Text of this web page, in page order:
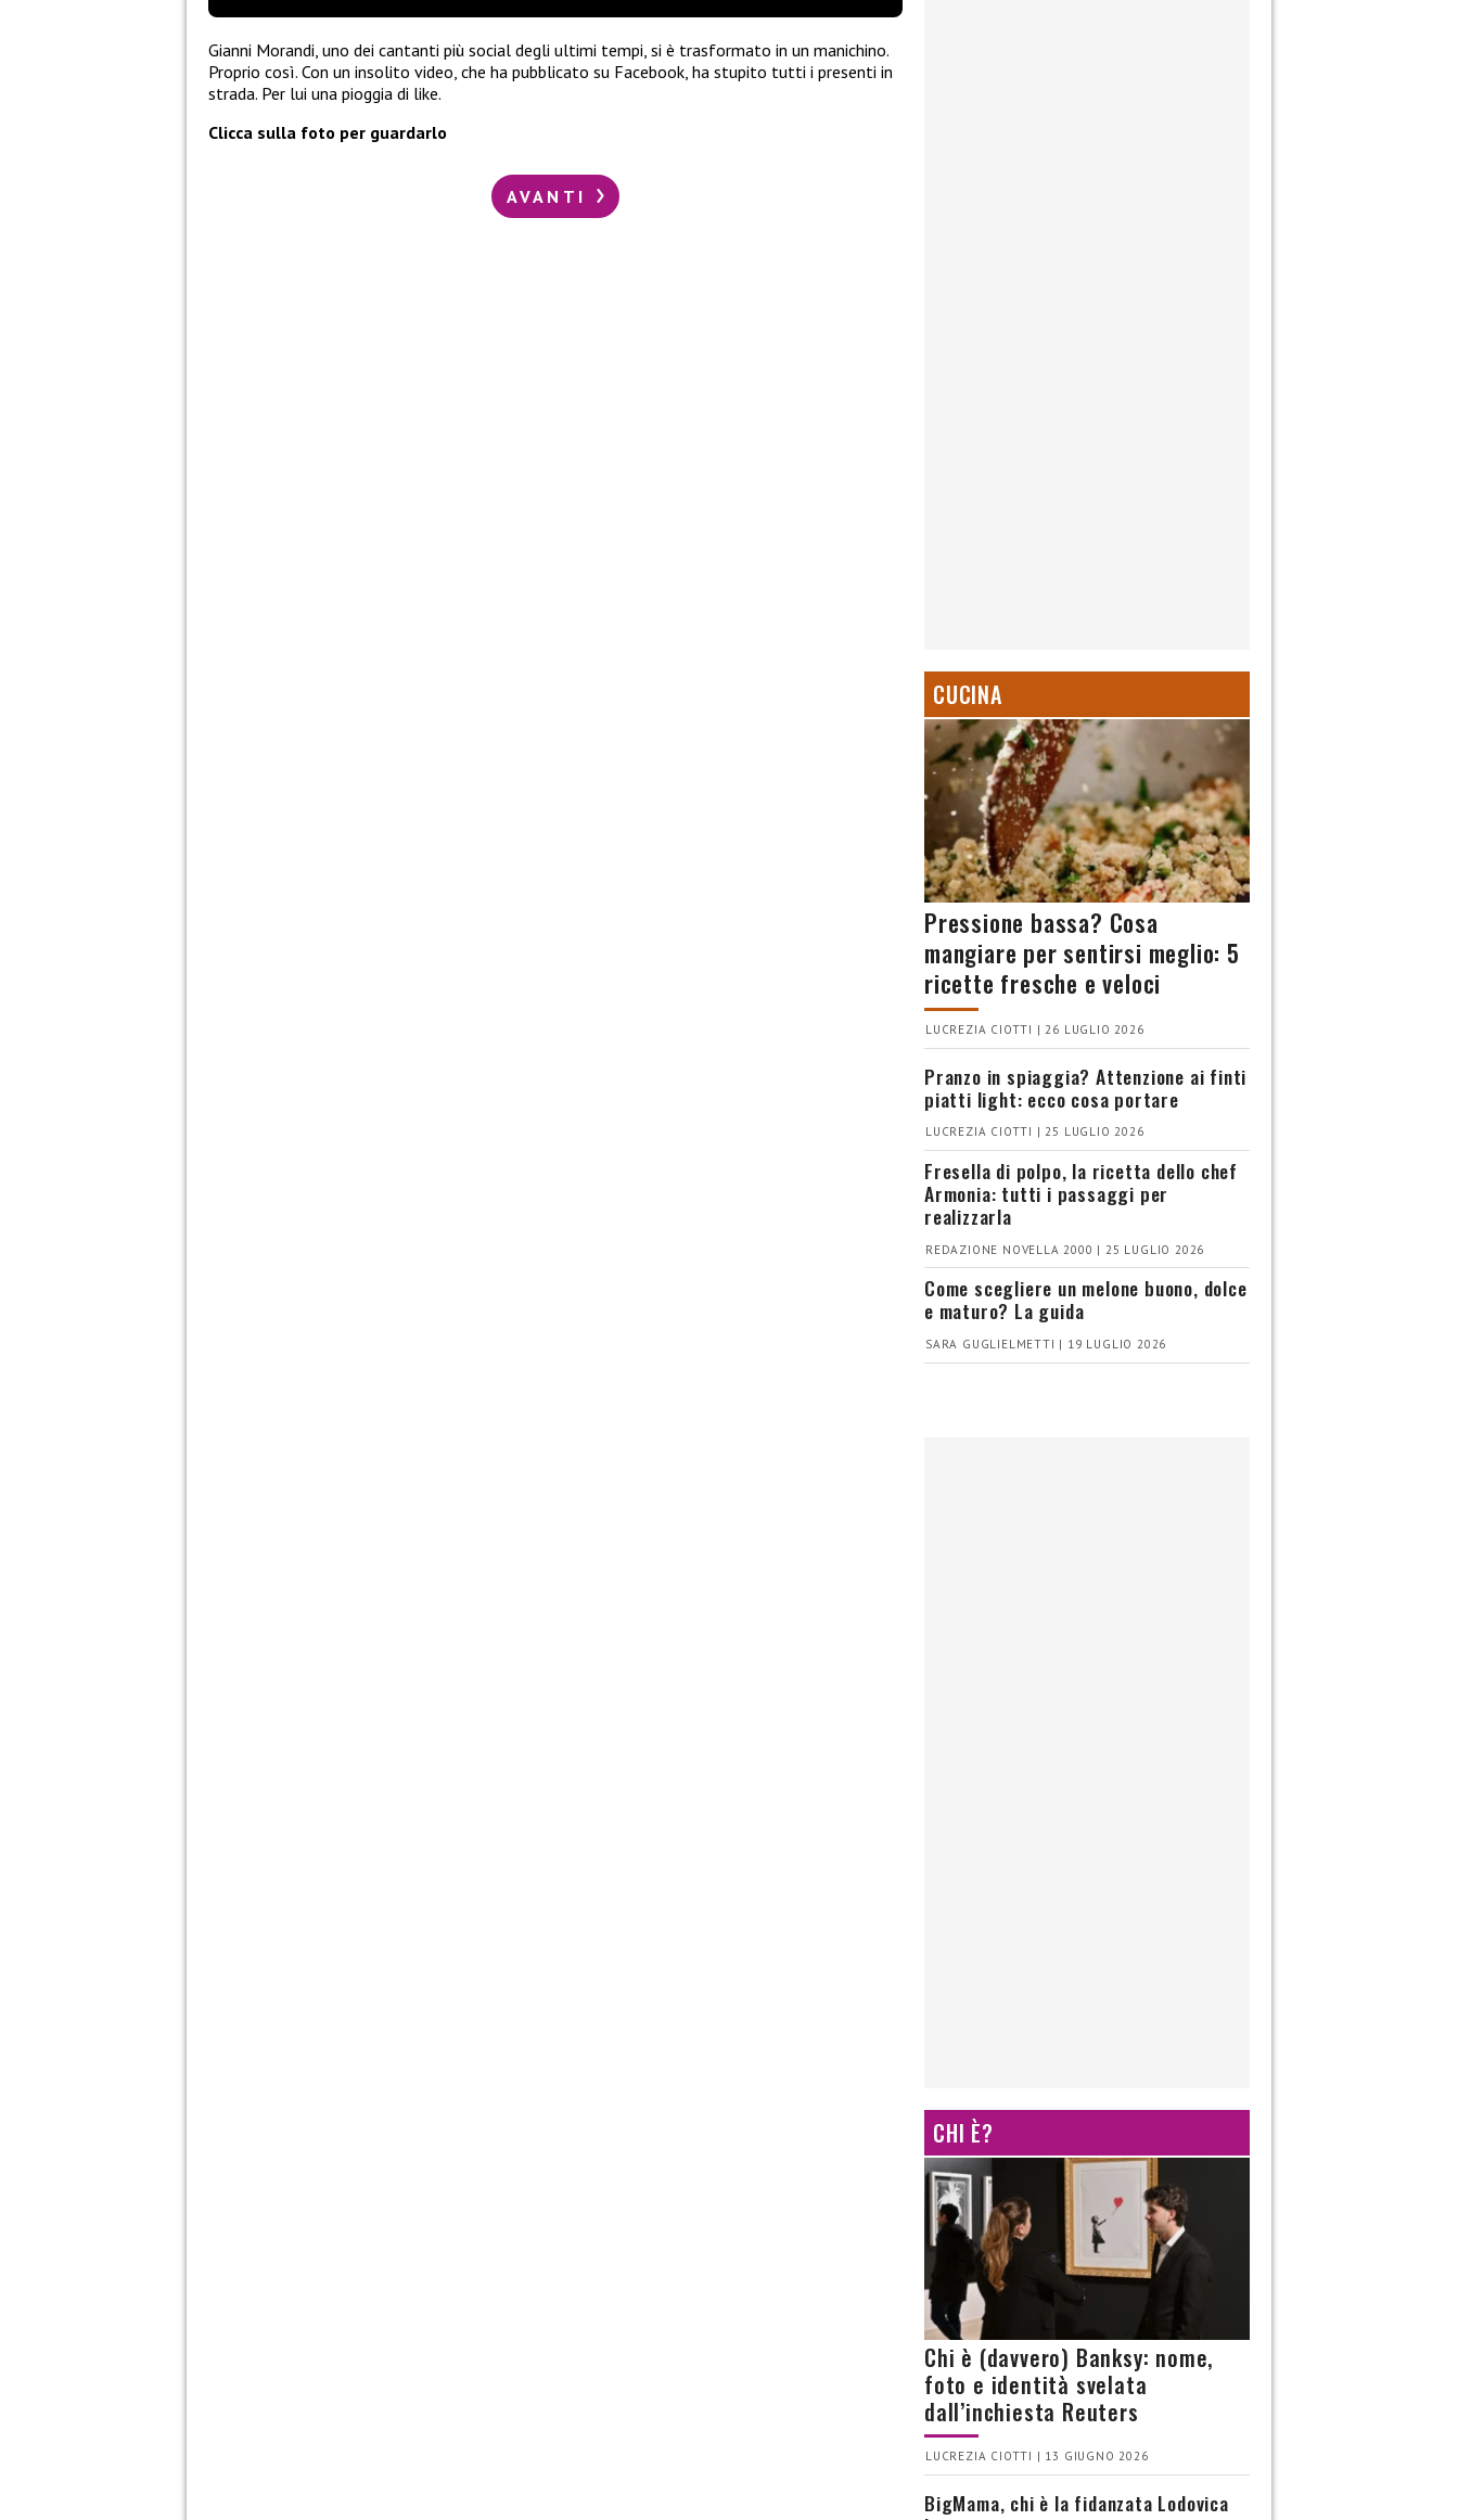
Gianni Morandi, uno dei cantanti più social degli ultimi tempi, si è trasformato in un manichino.
Proprio così. Con un insolito video, che ha pubblicato su Facebook, ha stupito tutti i presenti in
strada. Per lui una pioggia di like.
Clicca sulla foto per guardarlo
AVANTI
CUCINA
Pressione bassa? Cosa
mangiare per sentirsi meglio: 5
ricette fresche e veloci
LUCREZIA CIOTTI | 26 LUGLIO 2026
Pranzo in spiaggia? Attenzione ai finti
piatti light: ecco cosa portare
LUCREZIA CIOTTI | 25 LUGLIO 2026
Fresella di polpo, la ricetta dello chef
Armonia: tutti i passaggi per
realizzarla
REDAZIONE NOVELLA 2000 | 25 LUGLIO 2026
Come scegliere un melone buono, dolce
e maturo? La guida
SARA GUGLIELMETTI | 19 LUGLIO 2026
CHI È?
Chi è (davvero) Banksy: nome,
foto e identità svelata
dall’inchiesta Reuters
LUCREZIA CIOTTI | 13 GIUGNO 2026
BigMama, chi è la fidanzata Lodovica